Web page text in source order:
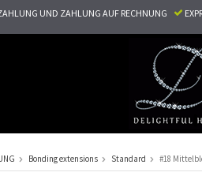
UND ZAHLUNG AUF RECHNUNG
Bonding extensions Standard #18